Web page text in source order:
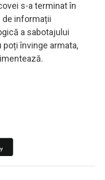
s-a terminat în
de informații
a sabotajului
învinge armata,